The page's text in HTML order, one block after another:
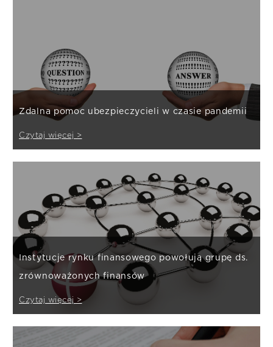
Zdalna pomoc ubezpieczycieli w czasie pandemii
Czytaj więcej >
Instytucje rynku finansowego powołują grupę ds.
zrównoważonych finansów
Czytaj więcej >